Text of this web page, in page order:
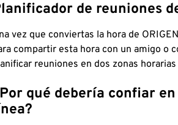
de reuniones
vez que conviertas la hora de
compartir esta hora con un amigo o
reuniones en dos zonas
qué debería confiar